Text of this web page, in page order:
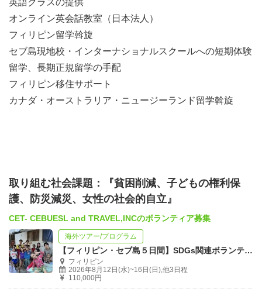
英語クラスの提供
オンライン英会話教室（日本法人）
フィリピン留学斡旋
セブ島現地校・インターナショナルスクールへの短期体験
留学、長期正規留学の手配
フィリピン移住サポート
カナダ・オーストラリア・ニュージーランド留学斡旋
取り組む社会課題：『貧困削減、子どもの権利保
護、防災減災、女性の社会的自立』
CET- CEBUESL and TRAVEL,INCのボランティア募集
海外ツアー/プログラム
【フィリピン・セブ島５日間】SDGs関連ボランティア！社会問題を直視！
フィリピン
2026年8月12日(水)~16日(日),他3日程
110,000円